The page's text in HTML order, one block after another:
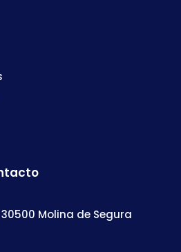
Molina de Segura